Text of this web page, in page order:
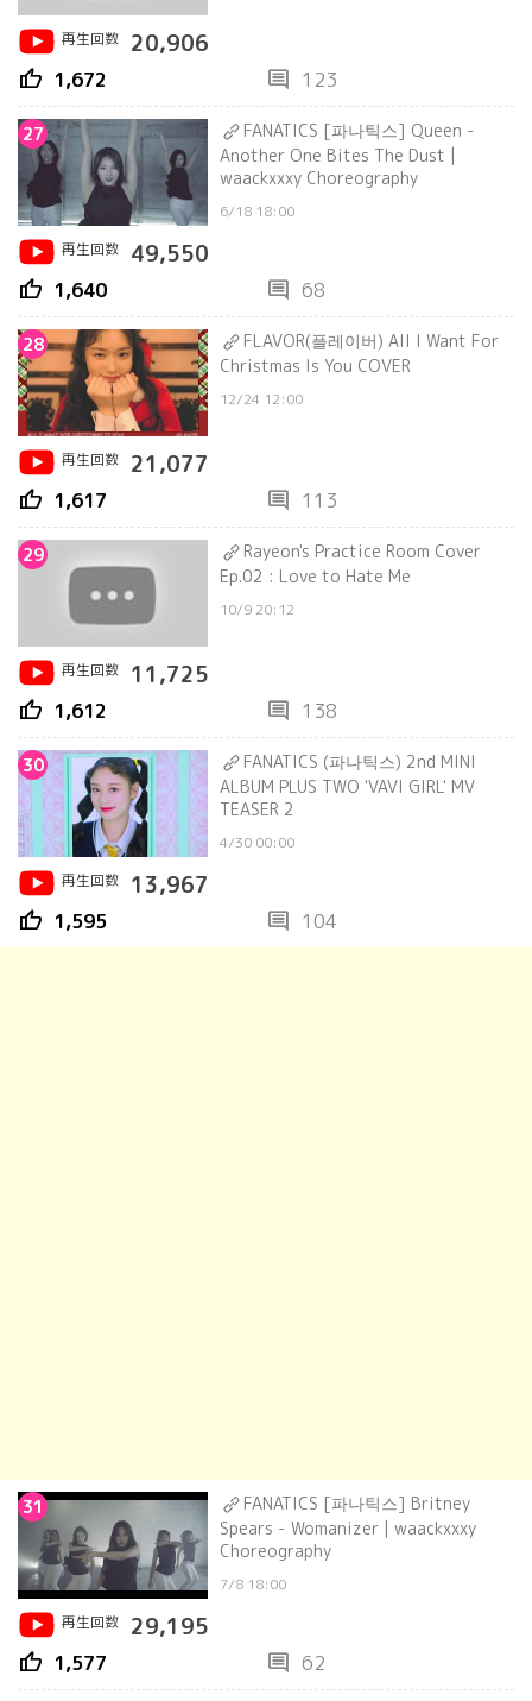
再生回数 20,906
thumb_up 1,672 comment 123
27
FANATICS [파나틱스] Queen -
Another One Bites The Dust |
waackxxxy Choreography
6/18 18:00
再生回数
49,550
thumb_up 1,640 comment 68
28
FLAVOR(플레이버) All I Want For
Christmas Is You COVER
12/24 12:00
再生回数 21,077
thumb_up 1,617 comment 113
29
Rayeon's Practice Room Cover
Ep.02 : Love to Hate Me
10/9 20:12
再生回数 11,725
thumb_up 1,612 comment 138
30
FANATICS (파나틱스) 2nd MINI
ALBUM PLUS TWO 'VAVI GIRL' MV
TEASER 2
4/30 00:00
再生回数
13,967
thumb_up 1,595 comment 104
31
FANATICS [파나틱스] Britney
Spears - Womanizer | waackxxxy
Choreography
7/8 18:00
再生回数
29,195
thumb_up 1,577 comment 62